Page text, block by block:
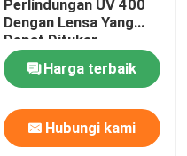
Perlindungan UV 400
Dengan Lensa Yang
Dapat Ditukar
Harga terbaik
Hubungi kami